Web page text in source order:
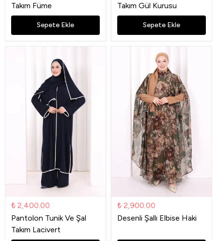
Takım Füme
Sepete Ekle
Takım Gül Kurusu
Sepete Ekle
₺ 2,400.00
Pantolon Tunik Ve Şal
Takım Lacivert
₺ 2,900.00
Desenli Şallı Elbise Haki